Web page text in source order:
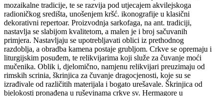
mozaikalne tradicije, te se razvija pod utjecajem akvilejskoga
radioničkog središta, unošenjem kršć. ikonografije u klasični
dekorativni repertoar. Proizvodnja sarkofaga, na ant. tradiciji,
nastavlja se slabijom kvalitetom, a malen je i broj sačuvanih
primjera. Nastavljaju se upotrebljavati oblici iz prethodnog
razdoblja, a obradba kamena postaje grubljom. Crkve se opremaju i
liturgijskim posuđem, te relikvijarima koji služe za čuvanje moći
mučenika. Oblik i, djelomično, namjenu relikvijari preuzimaju od
rimskih scrinia, škrinjica za čuvanje dragocjenosti, koje su se
izrađivale od različitih materijala i bogato urešavale. Škrinjica od
bjelokosti pronađena u ruševinama crkve sv. Hermagore u